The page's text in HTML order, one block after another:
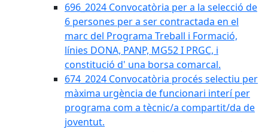
696_2024 Convocatòria per a la selecció de
6 persones per a ser contractada en el
marc del Programa Treball i Formació,
línies DONA, PANP, MG52 I PRGC, i
constitució d' una borsa comarcal.
674_2024 Convocatòria procés selectiu per
màxima urgència de funcionari interí per
programa com a tècnic/a compartit/da de
joventut.